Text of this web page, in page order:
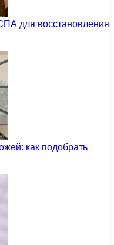
для восстановления
как подобрать